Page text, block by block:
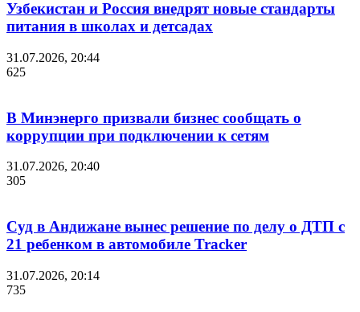
Узбекистан и Россия внедрят новые стандарты
питания в школах и детсадах
31.07.2026, 20:44
625
В Минэнерго призвали бизнес сообщать о
коррупции при подключении к сетям
31.07.2026, 20:40
305
Суд в Андижане вынес решение по делу о ДТП с
21 ребенком в автомобиле Tracker
31.07.2026, 20:14
735